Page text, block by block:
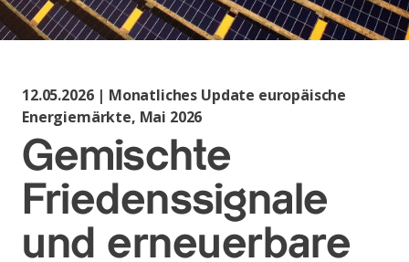
12.05.2026 | Monatliches Update europäische
Energiemärkte, Mai 2026
Gemischte
Friedenssignale
und erneuerbare